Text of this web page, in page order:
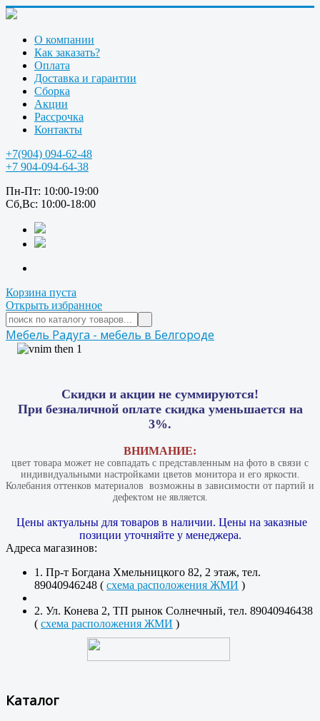
О компании
Как заказать?
Оплата
Доставка и гарантии
Сборка
Акции
Рассрочка
Контакты
+7(904) 094-62-48
+7 904-094-64-38
Пн-Пт: 10:00-19:00
Сб,Вс: 10:00-18:00
Корзина пуста
Открыть избранное
Мебель Радуга - мебель в Белгороде
Скидки и акции не суммируются!
При безналичной оплате скидка уменьшается на
3%.
ВНИМАНИЕ:
цвет товара может не совпадать с представленным на фото в связи с
индивидуальными настройками цветов монитора и его яркости.
Колебания оттенков материалов​ ​ возможны в зависимости от партий и
дефектом не является.
Цены актуальны для товаров в наличии. Цены на заказные
позиции уточняйте у менеджера.
Адреса магазинов:
1. Пр-т Богдана Хмельницкого 82, 2 этаж, тел.
89040946248 ( схема расположения ЖМИ )
2. Ул. Конева 2, ТП рынок Солнечный, тел. 89040946438
( схема расположения ЖМИ )
Каталог